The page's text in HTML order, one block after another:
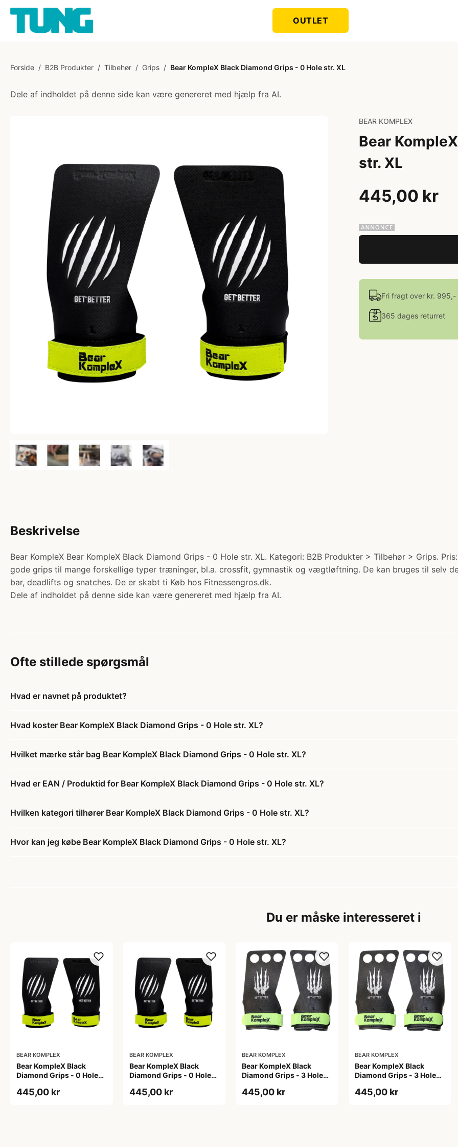
OUTLET
Forside / B2B Produkter / Tilbehør / Grips / Bear KompleX Black Diamond Grips - 0 Hole str. XL
Dele af indholdet på denne side kan være genereret med hjælp fra AI.
BEAR KOMPLEX
Bear
str. XL
445,00 kr
Fri fragt over kr. 995,-
365 dages returret
Beskrivelse
Bear KompleX Bear KompleX Black Diamond Grips - 0 Hole str. XL. Kategori: B2B Produkter > Tilbehør > Grips.
gode grips til mange forskellige typer træninger, bl.a. crossfit, gymnastik og vægtløftning. De kan bruges til selv
bar, deadlifts og snatches. De er skabt ti Køb hos Fitnessengros.dk.
Dele af indholdet på denne side kan være genereret med hjælp fra AI.
Ofte stillede spørgsmål
Hvad er navnet på produktet?
Hvad koster Bear KompleX Black Diamond Grips - 0 Hole str. XL?
Hvilket mærke står bag Bear KompleX Black Diamond Grips - 0 Hole str. XL?
Hvad er EAN / Produktid for Bear KompleX Black Diamond Grips - 0 Hole str. XL?
Hvilken kategori tilhører Bear KompleX Black Diamond Grips - 0 Hole str. XL?
Hvor kan jeg købe Bear KompleX Black Diamond Grips - 0 Hole str. XL?
Du er måske interesseret i
BEAR KOMPLEX
Bear KompleX Black
Diamond Grips - 0 Hole
445,00 kr
BEAR KOMPLEX
Bear KompleX Black
Diamond Grips - 0 Hole
445,00 kr
BEAR KOMPLEX
Bear KompleX Black
Diamond Grips - 3 Hole
445,00 kr
BEAR KOMPLEX
Bear KompleX Black
Diamond Grips - 3 Hole
445,00 kr